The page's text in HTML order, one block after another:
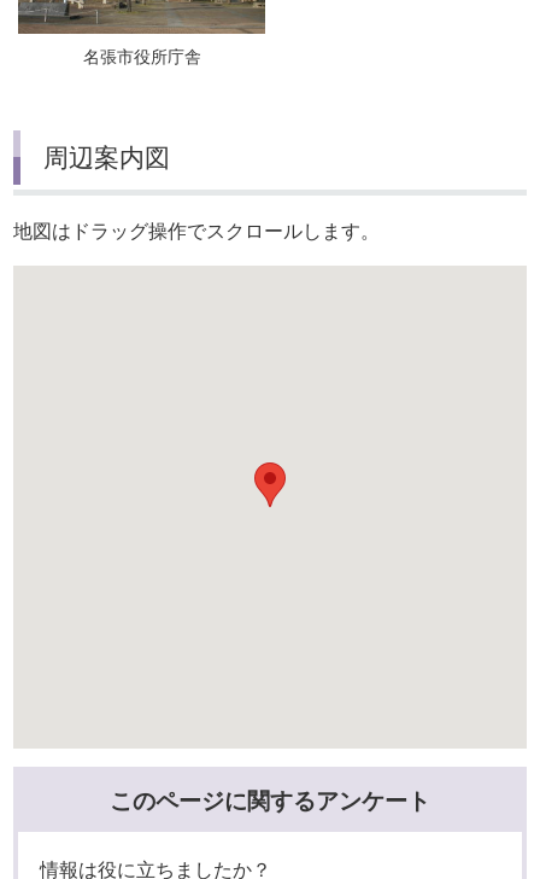
名張市役所庁舎
周辺案内図
地図はドラッグ操作でスクロールします。
このページに関するアンケート
情報は役に立ちましたか？